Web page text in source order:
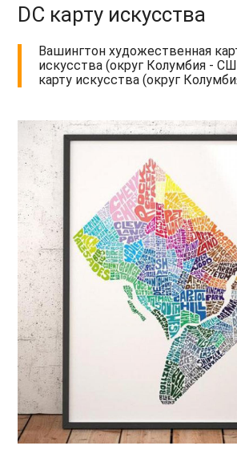
DC карту искусства
Вашингтон художественная
искусства (округ Колумбия -
карту искусства (округ